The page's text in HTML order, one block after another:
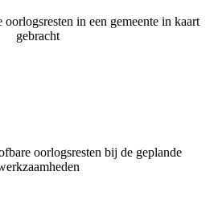
in een gemeente in kaart
gebracht
oorlogsresten bij de geplande